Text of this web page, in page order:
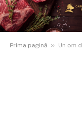
Prima pagină » Un om de afaceri